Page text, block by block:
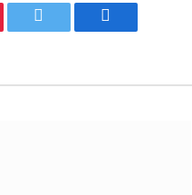
فيسبوك تويتر